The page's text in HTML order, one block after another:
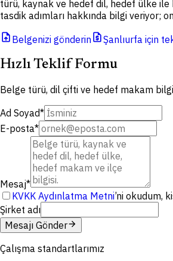
türü, kaynak ve hedef dil, hedef ülke ile
tasdik adımları hakkında bilgi veriyor;
upload_file Belgenizi gönderinrequest_quoteŞanlıurfa için
Hızlı Teklif Formu
Belge türü, dil çifti ve hedef makam
Ad Soyad*
E-posta*
Mesaj*
KVKK Aydınlatma Metni’ni okudum,
Şirket adı
Mesajı Gönderarrow_forward
Çalışma standartlarımız